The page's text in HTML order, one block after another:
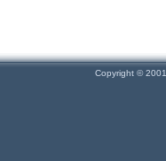
Copyright ©